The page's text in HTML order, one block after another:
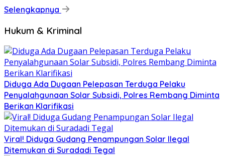
Selengkapnya
Hukum & Kriminal
Diduga Ada Dugaan Pelepasan Terduga Pelaku
Penyalahgunaan Solar Subsidi, Polres Rembang Diminta
Berikan Klarifikasi
Viral! Diduga Gudang Penampungan Solar Ilegal
Ditemukan di Suradadi Tegal